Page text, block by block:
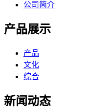
公司简介
产品展示
产品
文化
综合
新闻动态